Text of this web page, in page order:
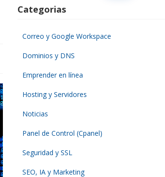
Categorias
Correo y Google Workspace
Dominios y DNS
Emprender en línea
Hosting y Servidores
Noticias
Panel de Control (Cpanel)
Seguridad y SSL
SEO, IA y Marketing